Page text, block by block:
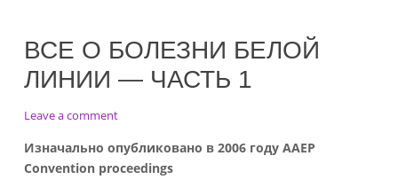
ВСЕ О БОЛЕЗНИ БЕЛОЙ
ЛИНИИ — ЧАСТЬ 1
Leave a commenton
о
болезни
Изначально опубликовано в 2006 году AAEP
Convention proceedings